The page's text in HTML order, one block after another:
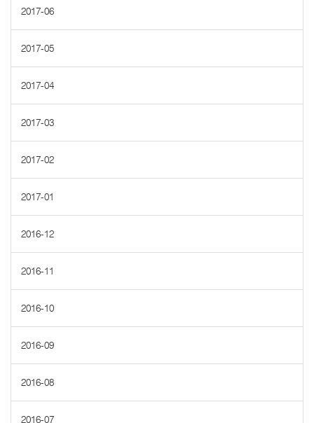
2017-06
2017-05
2017-04
2017-03
2017-02
2017-01
2016-12
2016-11
2016-10
2016-09
2016-08
2016-07